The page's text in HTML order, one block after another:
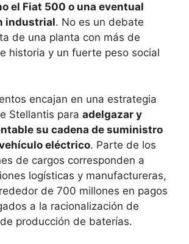
el Fiat 500 o una eventual
industrial. No es un debate
de una planta con más de
historia y un fuerte peso social
encajan en una estrategia
Stellantis para adelgazar y
su cadena de suministro
eléctrico. Parte de los
de cargos corresponden a
logísticas y manufactureras,
de 700 millones en pagos
a la racionalización de
producción de baterías.